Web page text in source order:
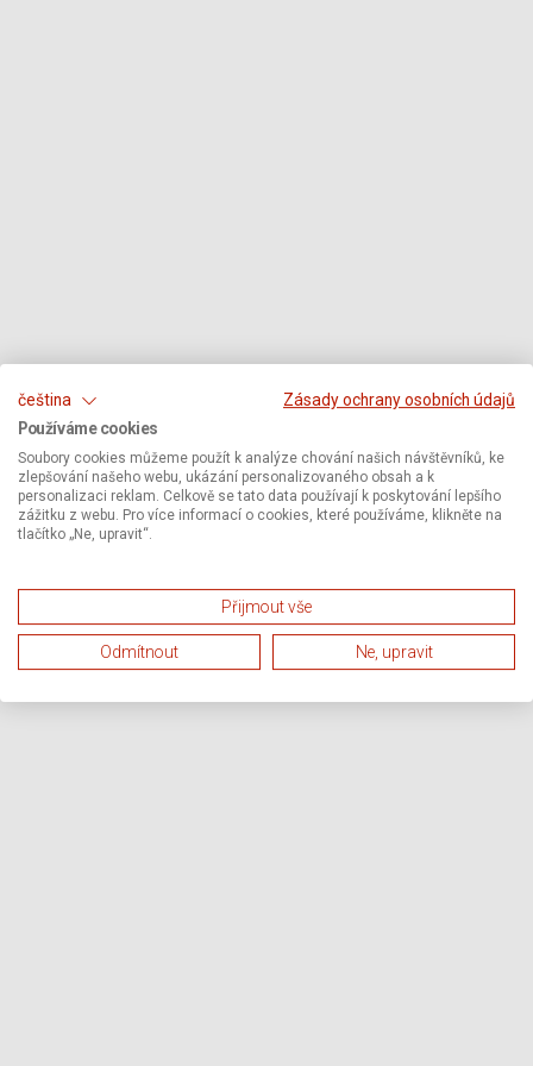
čeština
Zásady ochrany osobních údajů
Používáme cookies
Soubory cookies můžeme použít k analýze chování našich návštěvníků, ke
zlepšování našeho webu, ukázání personalizovaného obsah a k
personalizaci reklam. Celkově se tato data používají k poskytování lepšího
zážitku z webu. Pro více informací o cookies, které používáme, klikněte na
tlačítko „Ne, upravit“.
Přijmout vše
Odmítnout Ne, upravit